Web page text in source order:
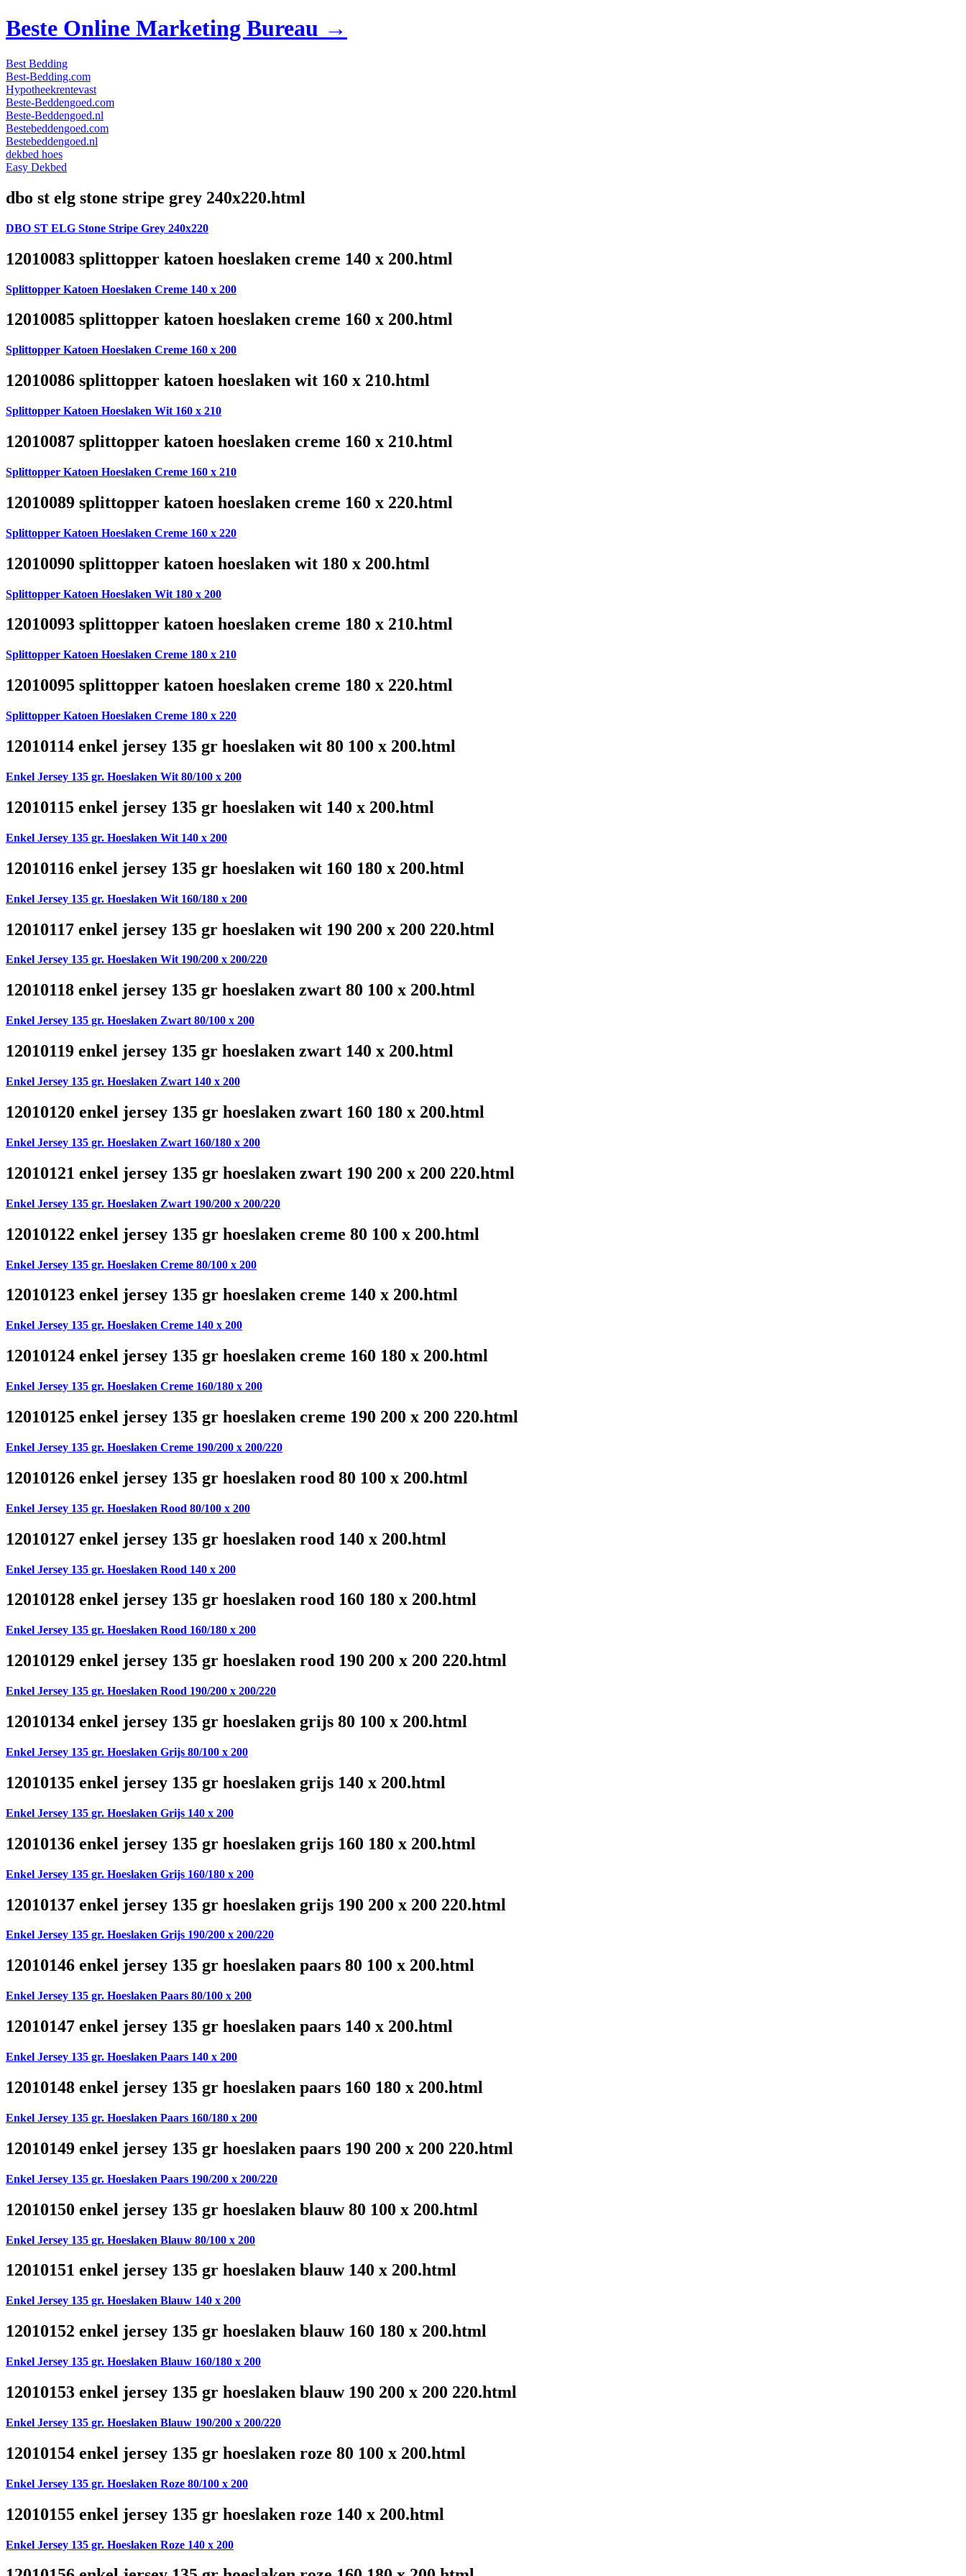
Beste Online Marketing Bureau →
Best Bedding
Best-Bedding.com
Hypotheekrentevast
Beste-Beddengoed.com
Beste-Beddengoed.nl
Bestebeddengoed.com
Bestebeddengoed.nl
dekbed hoes
Easy Dekbed
dbo st elg stone stripe grey 240x220.html
DBO ST ELG Stone Stripe Grey 240x220
12010083 splittopper katoen hoeslaken creme 140 x 200.html
Splittopper Katoen Hoeslaken Creme 140 x 200
12010085 splittopper katoen hoeslaken creme 160 x 200.html
Splittopper Katoen Hoeslaken Creme 160 x 200
12010086 splittopper katoen hoeslaken wit 160 x 210.html
Splittopper Katoen Hoeslaken Wit 160 x 210
12010087 splittopper katoen hoeslaken creme 160 x 210.html
Splittopper Katoen Hoeslaken Creme 160 x 210
12010089 splittopper katoen hoeslaken creme 160 x 220.html
Splittopper Katoen Hoeslaken Creme 160 x 220
12010090 splittopper katoen hoeslaken wit 180 x 200.html
Splittopper Katoen Hoeslaken Wit 180 x 200
12010093 splittopper katoen hoeslaken creme 180 x 210.html
Splittopper Katoen Hoeslaken Creme 180 x 210
12010095 splittopper katoen hoeslaken creme 180 x 220.html
Splittopper Katoen Hoeslaken Creme 180 x 220
12010114 enkel jersey 135 gr hoeslaken wit 80 100 x 200.html
Enkel Jersey 135 gr. Hoeslaken Wit 80/100 x 200
12010115 enkel jersey 135 gr hoeslaken wit 140 x 200.html
Enkel Jersey 135 gr. Hoeslaken Wit 140 x 200
12010116 enkel jersey 135 gr hoeslaken wit 160 180 x 200.html
Enkel Jersey 135 gr. Hoeslaken Wit 160/180 x 200
12010117 enkel jersey 135 gr hoeslaken wit 190 200 x 200 220.html
Enkel Jersey 135 gr. Hoeslaken Wit 190/200 x 200/220
12010118 enkel jersey 135 gr hoeslaken zwart 80 100 x 200.html
Enkel Jersey 135 gr. Hoeslaken Zwart 80/100 x 200
12010119 enkel jersey 135 gr hoeslaken zwart 140 x 200.html
Enkel Jersey 135 gr. Hoeslaken Zwart 140 x 200
12010120 enkel jersey 135 gr hoeslaken zwart 160 180 x 200.html
Enkel Jersey 135 gr. Hoeslaken Zwart 160/180 x 200
12010121 enkel jersey 135 gr hoeslaken zwart 190 200 x 200 220.html
Enkel Jersey 135 gr. Hoeslaken Zwart 190/200 x 200/220
12010122 enkel jersey 135 gr hoeslaken creme 80 100 x 200.html
Enkel Jersey 135 gr. Hoeslaken Creme 80/100 x 200
12010123 enkel jersey 135 gr hoeslaken creme 140 x 200.html
Enkel Jersey 135 gr. Hoeslaken Creme 140 x 200
12010124 enkel jersey 135 gr hoeslaken creme 160 180 x 200.html
Enkel Jersey 135 gr. Hoeslaken Creme 160/180 x 200
12010125 enkel jersey 135 gr hoeslaken creme 190 200 x 200 220.html
Enkel Jersey 135 gr. Hoeslaken Creme 190/200 x 200/220
12010126 enkel jersey 135 gr hoeslaken rood 80 100 x 200.html
Enkel Jersey 135 gr. Hoeslaken Rood 80/100 x 200
12010127 enkel jersey 135 gr hoeslaken rood 140 x 200.html
Enkel Jersey 135 gr. Hoeslaken Rood 140 x 200
12010128 enkel jersey 135 gr hoeslaken rood 160 180 x 200.html
Enkel Jersey 135 gr. Hoeslaken Rood 160/180 x 200
12010129 enkel jersey 135 gr hoeslaken rood 190 200 x 200 220.html
Enkel Jersey 135 gr. Hoeslaken Rood 190/200 x 200/220
12010134 enkel jersey 135 gr hoeslaken grijs 80 100 x 200.html
Enkel Jersey 135 gr. Hoeslaken Grijs 80/100 x 200
12010135 enkel jersey 135 gr hoeslaken grijs 140 x 200.html
Enkel Jersey 135 gr. Hoeslaken Grijs 140 x 200
12010136 enkel jersey 135 gr hoeslaken grijs 160 180 x 200.html
Enkel Jersey 135 gr. Hoeslaken Grijs 160/180 x 200
12010137 enkel jersey 135 gr hoeslaken grijs 190 200 x 200 220.html
Enkel Jersey 135 gr. Hoeslaken Grijs 190/200 x 200/220
12010146 enkel jersey 135 gr hoeslaken paars 80 100 x 200.html
Enkel Jersey 135 gr. Hoeslaken Paars 80/100 x 200
12010147 enkel jersey 135 gr hoeslaken paars 140 x 200.html
Enkel Jersey 135 gr. Hoeslaken Paars 140 x 200
12010148 enkel jersey 135 gr hoeslaken paars 160 180 x 200.html
Enkel Jersey 135 gr. Hoeslaken Paars 160/180 x 200
12010149 enkel jersey 135 gr hoeslaken paars 190 200 x 200 220.html
Enkel Jersey 135 gr. Hoeslaken Paars 190/200 x 200/220
12010150 enkel jersey 135 gr hoeslaken blauw 80 100 x 200.html
Enkel Jersey 135 gr. Hoeslaken Blauw 80/100 x 200
12010151 enkel jersey 135 gr hoeslaken blauw 140 x 200.html
Enkel Jersey 135 gr. Hoeslaken Blauw 140 x 200
12010152 enkel jersey 135 gr hoeslaken blauw 160 180 x 200.html
Enkel Jersey 135 gr. Hoeslaken Blauw 160/180 x 200
12010153 enkel jersey 135 gr hoeslaken blauw 190 200 x 200 220.html
Enkel Jersey 135 gr. Hoeslaken Blauw 190/200 x 200/220
12010154 enkel jersey 135 gr hoeslaken roze 80 100 x 200.html
Enkel Jersey 135 gr. Hoeslaken Roze 80/100 x 200
12010155 enkel jersey 135 gr hoeslaken roze 140 x 200.html
Enkel Jersey 135 gr. Hoeslaken Roze 140 x 200